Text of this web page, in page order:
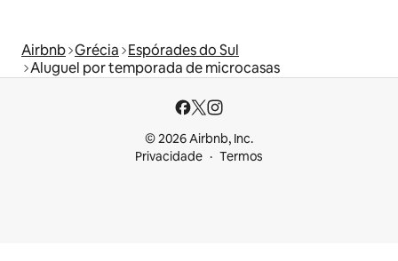
Airbnb Grécia Espórades do Sul
Aluguel por temporada de microcasas
© 2026 Airbnb, Inc.
Privacidade
Termos